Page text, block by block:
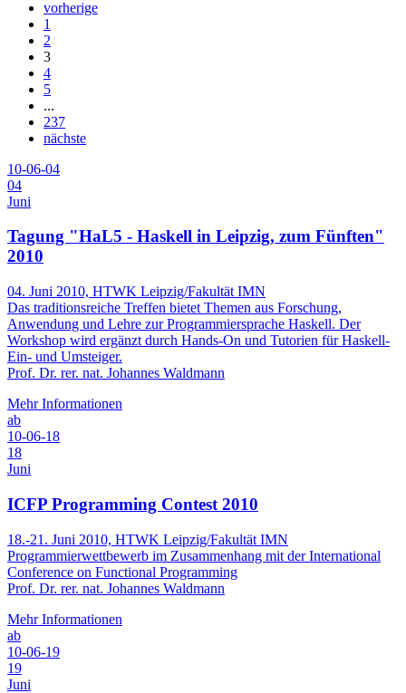
vorherige
1
2
3
4
5
...
237
nächste
10-06-04
04
Juni
Tagung "HaL5 - Haskell in Leipzig, zum Fünften"
2010
04. Juni 2010, HTWK Leipzig/Fakultät IMN
Das traditionsreiche Treffen bietet Themen aus Forschung,
Anwendung und Lehre zur Programmiersprache Haskell. Der
Workshop wird ergänzt durch Hands-On und Tutorien für Haskell-
Ein- und Umsteiger.
Prof. Dr. rer. nat. Johannes Waldmann
Mehr Informationen
ab
10-06-18
18
Juni
ICFP Programming Contest 2010
18.-21. Juni 2010, HTWK Leipzig/Fakultät IMN
Programmierwettbewerb im Zusammenhang mit der International
Conference on Functional Programming
Prof. Dr. rer. nat. Johannes Waldmann
Mehr Informationen
ab
10-06-19
19
Juni